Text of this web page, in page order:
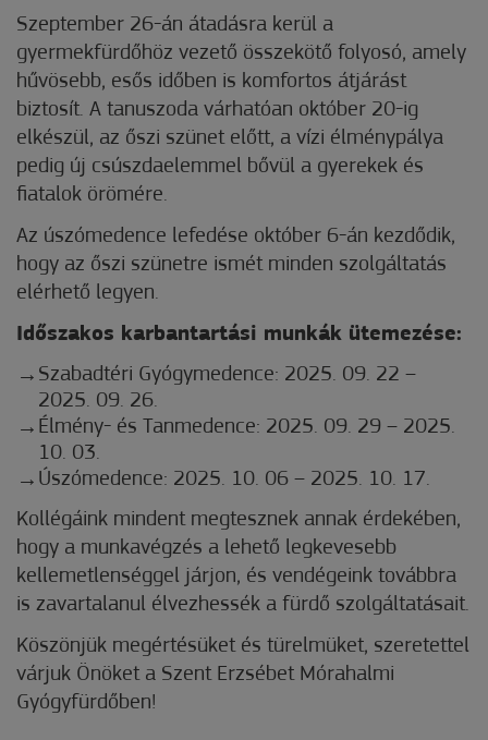
Szeptember 26-án átadásra kerül a
gyermekfürdőhöz vezető összekötő folyosó, amely
hűvösebb, esős időben is komfortos átjárást
biztosít. A tanuszoda várhatóan október 20-ig
elkészül, az őszi szünet előtt, a vízi élménypálya
pedig új csúszdaelemmel bővül a gyerekek és
fiatalok örömére.
Az úszómedence lefedése október 6-án kezdődik,
hogy az őszi szünetre ismét minden szolgáltatás
elérhető legyen.
Időszakos karbantartási munkák ütemezése:
Szabadtéri Gyógymedence: 2025. 09. 22 –
2025. 09. 26.
Élmény- és Tanmedence: 2025. 09. 29 – 2025.
10. 03.
Úszómedence: 2025. 10. 06 – 2025. 10. 17.
Kollégáink mindent megtesznek annak érdekében,
hogy a munkavégzés a lehető legkevesebb
kellemetlenséggel járjon, és vendégeink továbbra
is zavartalanul élvezhessék a fürdő szolgáltatásait.
Köszönjük megértésüket és türelmüket, szeretettel
várjuk Önöket a Szent Erzsébet Mórahalmi
Gyógyfürdőben!